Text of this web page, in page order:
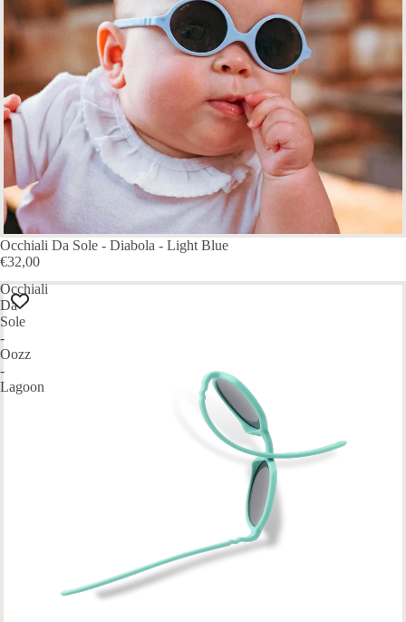
ESAURITO
Occhiali Da Sole - Diabola - Light Blue
€32,00
Occhiali
Da
Sole
-
Oozz
-
Lagoon